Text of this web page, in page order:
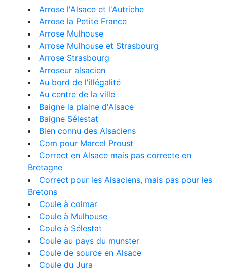
Arrose l'Alsace et l'Autriche
Arrose la Petite France
Arrose Mulhouse
Arrose Mulhouse et Strasbourg
Arrose Strasbourg
Arroseur alsacien
Au bord de l'illégalité
Au centre de la ville
Baigne la plaine d'Alsace
Baigne Sélestat
Bien connu des Alsaciens
Com pour Marcel Proust
Correct en Alsace mais pas correcte en
Bretagne
Correct pour les Alsaciens, mais pas pour les
Bretons
Coule à colmar
Coule à Mulhouse
Coule à Sélestat
Coule au pays du munster
Coule de source en Alsace
Coule du Jura